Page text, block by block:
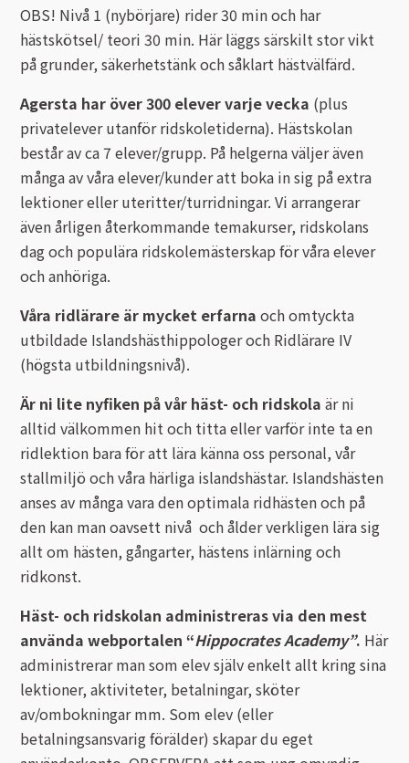
OBS! Nivå 1 (nybörjare) rider 30 min och har
hästskötsel/ teori 30 min. Här läggs särskilt stor vikt
på grunder, säkerhetstänk och såklart hästvälfärd.
Agersta har över 300 elever varje vecka (plus
privatelever utanför ridskoletiderna). Hästskolan
består av ca 7 elever/grupp. På helgerna väljer även
många av våra elever/kunder att boka in sig på extra
lektioner eller uteritter/turridningar. Vi arrangerar
även årligen återkommande temakurser, ridskolans
dag och populära ridskolemästerskap för våra elever
och anhöriga.
Våra ridlärare är mycket erfarna och omtyckta
utbildade Islandshästhippologer och Ridlärare IV
(högsta utbildningsnivå).
Är ni lite nyfiken på vår häst- och ridskola är ni
alltid välkommen hit och titta eller varför inte ta en
ridlektion bara för att lära känna oss personal, vår
stallmiljö och våra härliga islandshästar. Islandshästen
anses av många vara den optimala ridhästen och på
den kan man oavsett nivå och ålder verkligen lära sig
allt om hästen, gångarter, hästens inlärning och
ridkonst.
Häst- och ridskolan administreras via den mest
använda webportalen “Hippocrates Academy”. Här
administrerar man som elev själv enkelt allt kring sina
lektioner, aktiviteter, betalningar, sköter
av/ombokningar mm. Som elev (eller
betalningsansvarig förälder) skapar du eget